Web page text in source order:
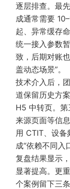
逐层排查。最
成通常需要
起、异常缓存
统一接入参数
致，后期对账
盖动态场景”。
技术介入后，
道保留历史方
H5 中转页。
来源页面等信
用 CTIT、设备
成“依赖不同入
复盘结果显示
显著提高。更
个案例留下三